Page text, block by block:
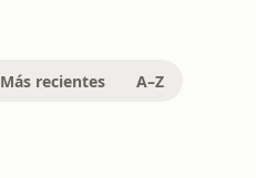
Más recientes A–Z